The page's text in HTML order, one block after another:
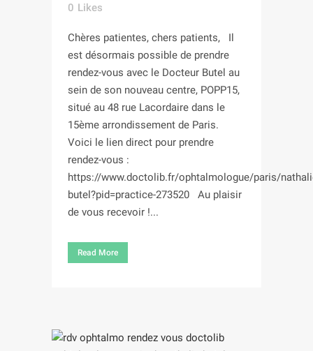
0 Likes
Chères patientes, chers patients, Il
est désormais possible de prendre
rendez-vous avec le Docteur Butel au
sein de son nouveau centre, POPP15,
situé au 48 rue Lacordaire dans le
15ème arrondissement de Paris.
Voici le lien direct pour prendre
rendez-vous :
https://www.doctolib.fr/ophtalmologue/paris/
butel?pid=practice-273520 Au plaisir
de vous recevoir !...
Read More